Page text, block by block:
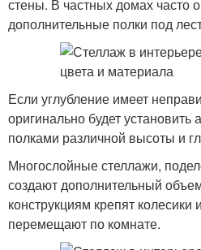
стены. В частных домах часто
дополнительные полки под
Если углубление имеет
оригинально будет
полками различной высоты и
Многослойные стеллажи,
создают дополнительный
конструкциям крепят колесики
перемещают по комнате.